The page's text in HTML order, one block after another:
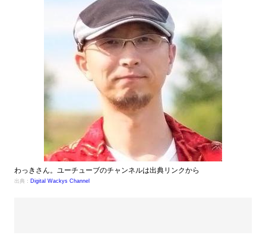
わっきさん。ユーチューブのチャンネルは出典リンクから
出典： Digital Wackys Channel